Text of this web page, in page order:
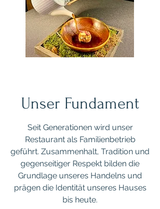
Unser Fundament
Seit Generationen wird unser
Restaurant als Familienbetrieb
geführt. Zusammenhalt, Tradition und
gegenseitiger Respekt bilden die
Grundlage unseres Handelns und
prägen die Identität unseres Hauses
bis heute.